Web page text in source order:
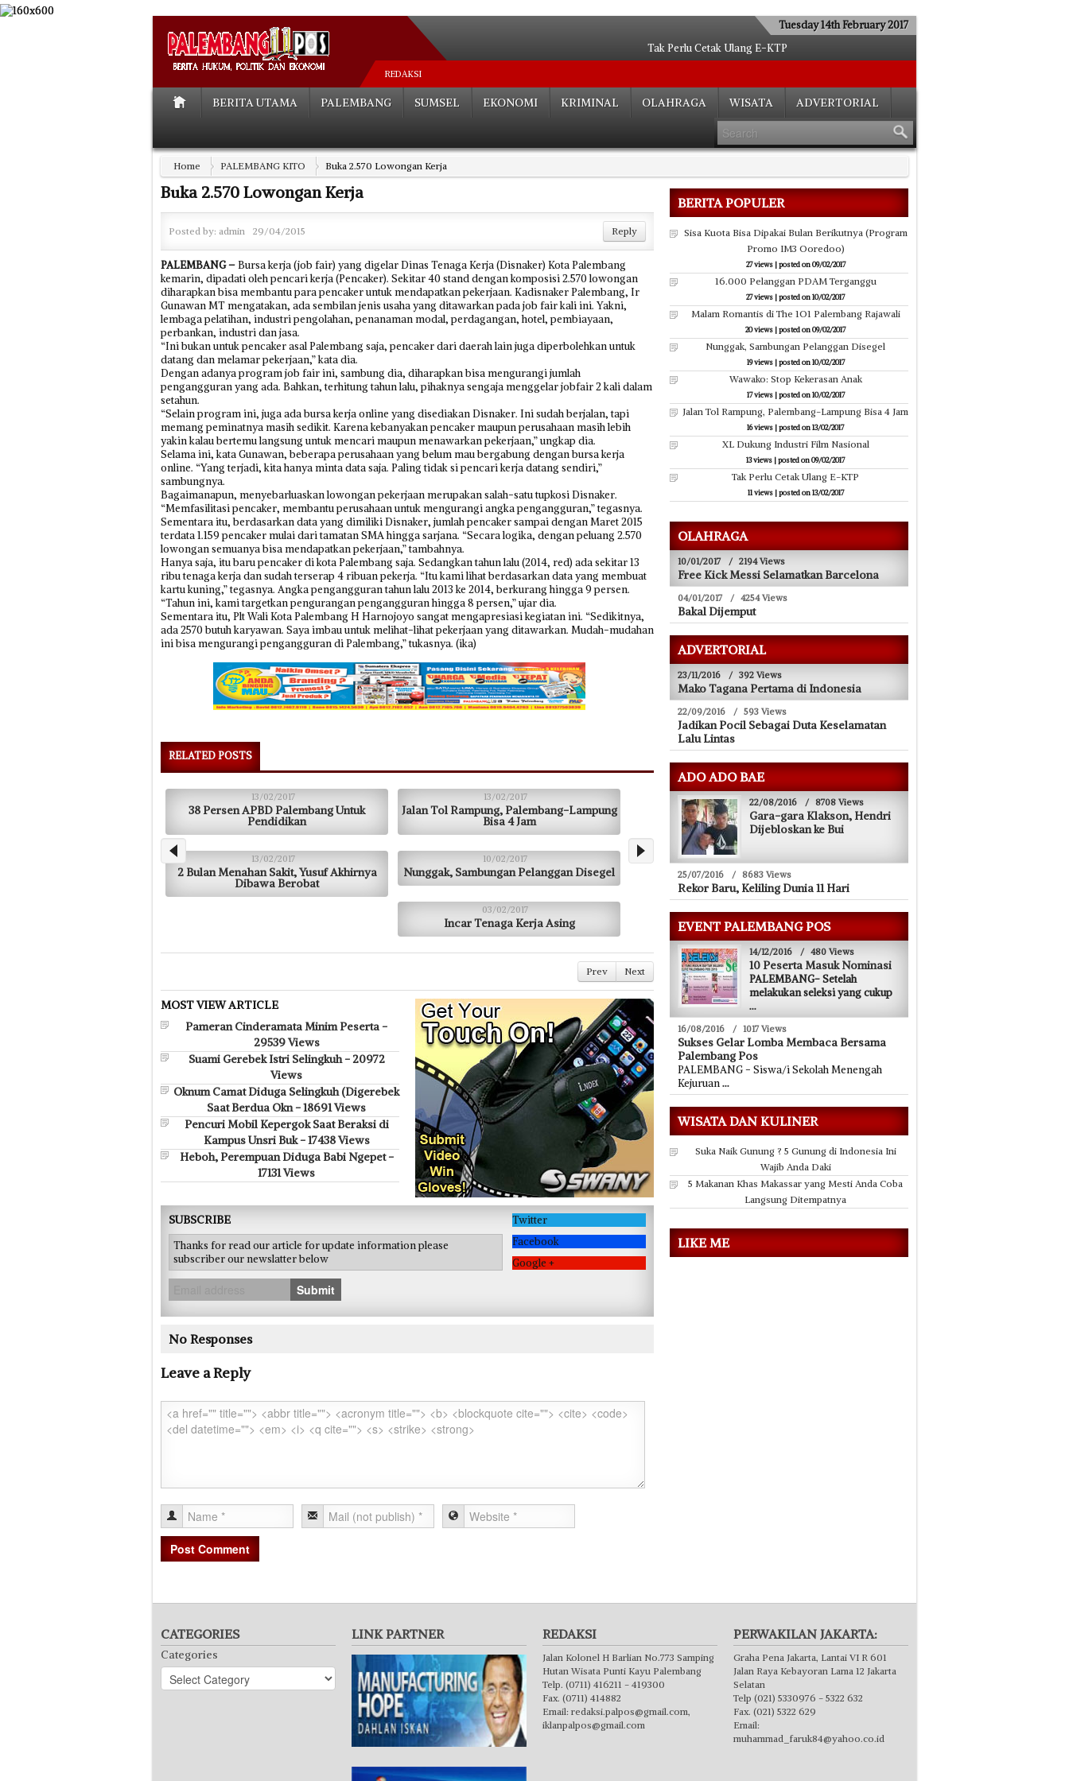
Tuesday 14th February 2017
Tak Perlu Cetak Ulang E-KTP
Edarkan Sabu Seberangi Sungai
Ulang Tahun Palpos ke 18 Tahun
Tipiskan Gap (Sriwijaya FC vs Bhayangkara Surabaya)
Petani Merangkap Bandar Diringkus
Tewas dengan 10 Luka Tusuk
Nasir Ajukan Penangguhan Penahanan
Jual Anak Buaya dan Kucing Hutan
REDAKSI
BERITA UTAMA PALEMBANG SUMSEL EKONOMI KRIMINAL OLAHRAGA WISATA ADVERTORIAL
Home PALEMBANG KITO Buka 2.570 Lowongan Kerja
Buka 2.570 Lowongan Kerja
Posted by: admin 29/04/2015 Reply
PALEMBANG –Bursa kerja (job fair) yang digelar Dinas Tenaga Kerja (Disnaker) Kota Palembang
kemarin, dipadati oleh pencari kerja (Pencaker). Sekitar 40 stand dengan komposisi 2.570 lowongan
diharapkan bisa membantu para pencaker untuk mendapatkan pekerjaan. Kadisnaker Palembang, Ir
Gunawan MT mengatakan, ada sembilan jenis usaha yang ditawarkan pada job fair kali ini. Yakni,
lembaga pelatihan, industri pengolahan, penanaman modal, perdagangan, hotel, pembiayaan,
perbankan, industri dan jasa.
“Ini bukan untuk pencaker asal Palembang saja, pencaker dari daerah lain juga diperbolehkan untuk
datang dan melamar pekerjaan,” kata dia.
Dengan adanya program job fair ini, sambung dia, diharapkan bisa mengurangi jumlah
pengangguran yang ada. Bahkan, terhitung tahun lalu, pihaknya sengaja menggelar jobfair 2 kali dalam
setahun.
“Selain program ini, juga ada bursa kerja online yang disediakan Disnaker. Ini sudah berjalan, tapi
memang peminatnya masih sedikit. Karena kebanyakan pencaker maupun perusahaan masih lebih
yakin kalau bertemu langsung untuk mencari maupun menawarkan pekerjaan,” ungkap dia.
Selama ini, kata Gunawan, beberapa perusahaan yang belum mau bergabung dengan bursa kerja
online. “Yang terjadi, kita hanya minta data saja. Paling tidak si pencari kerja datang sendiri,”
sambungnya.
Bagaimanapun, menyebarluaskan lowongan pekerjaan merupakan salah-satu tupkosi Disnaker.
“Memfasilitasi pencaker, membantu perusahaan untuk mengurangi angka pengangguran,” tegasnya.
Sementara itu, berdasarkan data yang dimiliki Disnaker, jumlah pencaker sampai dengan Maret 2015
terdata 1.159 pencaker mulai dari tamatan SMA hingga sarjana. “Secara logika, dengan peluang 2.570
lowongan semuanya bisa mendapatkan pekerjaan,” tambahnya.
Hanya saja, itu baru pencaker di kota Palembang saja. Sedangkan tahun lalu (2014, red) ada sekitar 13
ribu tenaga kerja dan sudah terserap 4 ribuan pekerja. “Itu kami lihat berdasarkan data yang membuat
kartu kuning,” tegasnya. Angka pengangguran tahun lalu 2013 ke 2014, berkurang hingga 9 persen.
“Tahun ini, kami targetkan pengurangan pengangguran hingga 8 persen,” ujar dia.
Sementara itu, Plt Wali Kota Palembang H Harnojoyo sangat mengapresiasi kegiatan ini. “Sedikitnya,
ada 2570 butuh karyawan. Saya imbau untuk melihat-lihat pekerjaan yang ditawarkan. Mudah-mudahan
ini bisa mengurangi pengangguran di Palembang,” tukasnya. (ika)
RELATED POSTS
13/02/2017
38 Persen APBD Palembang Untuk
Pendidikan
13/02/2017
Jalan Tol Rampung, Palembang-Lampung
Bisa 4 Jam
13/02/2017
2 Bulan Menahan Sakit, Yusuf Akhirnya
Dibawa Berobat
10/02/2017
Nunggak, Sambungan Pelanggan Disegel
03/02/2017
Incar Tenaga Kerja Asing
Prev Next
MOST VIEW ARTICLE
Pameran Cinderamata Minim Peserta -
29539 Views
Suami Gerebek Istri Selingkuh - 20972
Views
Oknum Camat Diduga Selingkuh (Digerebek
Saat Berdua Okn - 18691 Views
Pencuri Mobil Kepergok Saat Beraksi di
Kampus Unsri Buk - 17438 Views
Heboh, Perempuan Diduga Babi Ngepet -
17131 Views
SUBSCRIBE
Thanks for read our article for update information please
subscriber our newslatter below
Submit
Twitter
Facebook
Google +
No Responses
Leave a Reply
BERITA POPULER
Sisa Kuota Bisa Dipakai Bulan Berikutnya (Program
Promo IM3 Ooredoo)
27 views|posted on 09/02/2017
16.000 Pelanggan PDAM Terganggu
27 views |posted on 10/02/2017
Malam Romantis di The 1O1 Palembang Rajawali
20 views |posted on 09/02/2017
Nunggak, Sambungan Pelanggan Disegel
19 views|posted on 10/02/2017
Wawako: Stop Kekerasan Anak
17 views|posted on 10/02/2017
Jalan Tol Rampung, Palembang-Lampung Bisa 4 Jam
16 views |posted on 13/02/2017
XL Dukung Industri Film Nasional
13 views |posted on 09/02/2017
Tak Perlu Cetak Ulang E-KTP
11 views|posted on 13/02/2017
OLAHRAGA
10/01/2017 / 2194 Views
Free Kick Messi Selamatkan Barcelona
04/01/2017 / 4254 Views
Bakal Dijemput
ADVERTORIAL
23/11/2016 / 392 Views
Mako Tagana Pertama di Indonesia
22/09/2016 / 593 Views
Jadikan Pocil Sebagai Duta Keselamatan
Lalu Lintas
ADO ADO BAE
22/08/2016 / 8708 Views
Gara-gara Klakson, Hendri
Dijebloskan ke Bui
25/07/2016 / 8683 Views
Rekor Baru, Keliling Dunia 11 Hari
EVENT PALEMBANG POS
14/12/2016 / 480 Views
10 Peserta Masuk Nominasi
PALEMBANG- Setelah
melakukan seleksi yang cukup
...
16/08/2016 / 1017 Views
Sukses Gelar Lomba Membaca Bersama
Palembang Pos
PALEMBANG - Siswa/i Sekolah Menengah
Kejuruan...
WISATA DAN KULINER
Suka Naik Gunung ? 5 Gunung di Indonesia Ini
Wajib Anda Daki
5 Makanan Khas Makassar yang Mesti Anda Coba
Langsung Ditempatnya
LIKE ME
CATEGORIES
Categories
LINK PARTNER REDAKSI
Jalan Kolonel H Barlian No.773 Samping
Hutan Wisata Punti Kayu Palembang
Telp. (0711) 416211 - 419300
Fax. (0711) 414882
Email: redaksi.palpos@gmail.com,
iklanpalpos@gmail.com
PERWAKILAN JAKARTA:
Graha Pena Jakarta, Lantai VI R 601
Jalan Raya Kebayoran Lama 12 Jakarta
Selatan
Telp (021) 5330976 - 5322 632
Fax. (021) 5322 629
Email:
muhammad_faruk84@yahoo.co.id